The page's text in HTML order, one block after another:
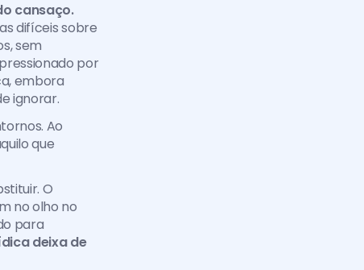
cansaço.
difíceis sobre
sem
por
embora
ignorar.
Ao
que
O
no olho no
para
deixa de